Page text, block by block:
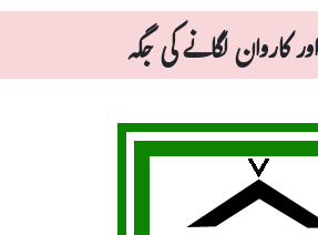
کاروان لگانے کی جگہ